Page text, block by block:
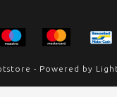
- Powered by